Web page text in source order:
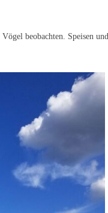
beobachten. Speisen und